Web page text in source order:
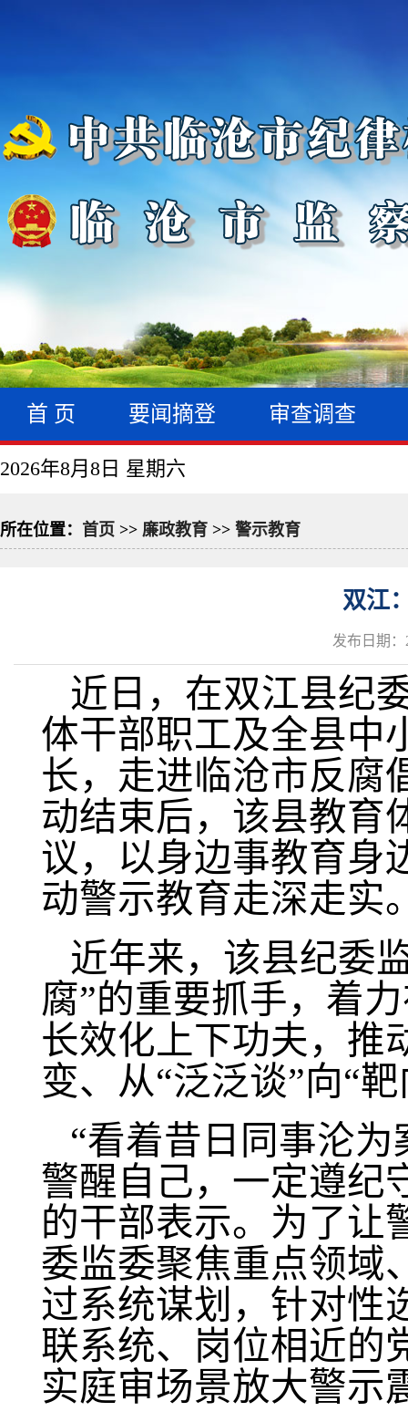
首 页 要闻摘登 审查调查
2026年8月8日 星期六
所在位置： 首页 >> 廉政教育 >> 警示教育
双江
发布日期
近日，在双江县纪
体干部职工及全县中
长，走进临沧市反腐
动结束后，该县教育
议，以身边事教育身
动警示教育走深走实
近年来，该县纪委
腐”的重要抓手，着
长效化上下功夫，推
变、从“泛泛谈”向“
“看着昔日同事沦
警醒自己，一定遵纪
的干部表示。为了让
委监委聚焦重点领域
过系统谋划，针对性
联系统、岗位相近的
实庭审场景放大警示